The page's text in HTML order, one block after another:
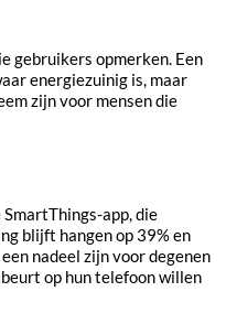
gebruikers opmerken. Een
energiezuinig is, maar
zijn voor mensen die
app, die
blijft hangen op 39% en
nadeel zijn voor degenen
op hun telefoon willen